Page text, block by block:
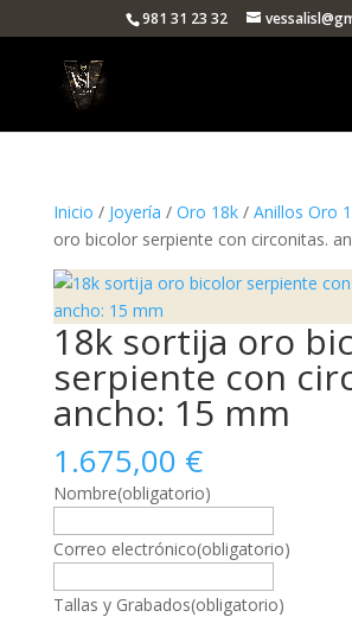
981 31 23 32
Inicio / Joyería / Oro 18k/ Anillos Oro
oro bicolor serpiente con circonitas.
18k sortija oro
serpiente con
ancho: 15 mm
1.675,00 €
Nombre(obligatorio)
Correo electrónico(obligatorio)
Tallas y Grabados(obligatorio)